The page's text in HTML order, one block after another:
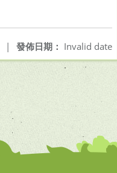
發佈日期： Invalid date
|